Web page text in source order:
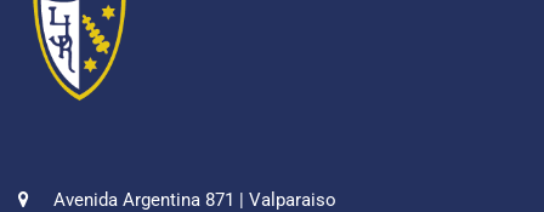
Avenida Argentina 871 | Valparaiso